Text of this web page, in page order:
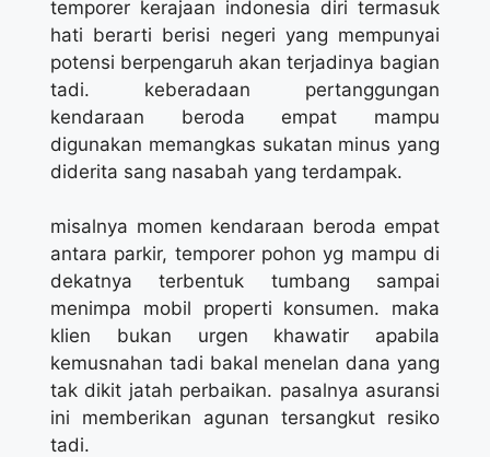
temporer kerajaan indonesia diri termasuk
hati berarti berisi negeri yang mempunyai
potensi berpengaruh akan terjadinya bagian
tadi. keberadaan pertanggungan
kendaraan beroda empat mampu
digunakan memangkas sukatan minus yang
diderita sang nasabah yang terdampak.
misalnya momen kendaraan beroda empat
antara parkir, temporer pohon yg mampu di
dekatnya terbentuk tumbang sampai
menimpa mobil properti konsumen. maka
klien bukan urgen khawatir apabila
kemusnahan tadi bakal menelan dana yang
tak dikit jatah perbaikan. pasalnya asuransi
ini memberikan agunan tersangkut resiko
tadi.